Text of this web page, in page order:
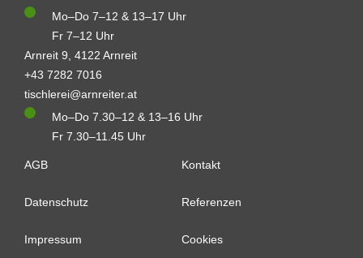
Mo–Do 7–12 & 13–17 Uhr
Fr 7–12 Uhr
Arnreit 9, 4122 Arnreit
+43 7282 7016
tischlerei@arnreiter.at
Mo–Do 7.30–12 & 13–16 Uhr
Fr 7.30–11.45 Uhr
AGB
Datenschutz
Impressum
Kontakt
Referenzen
Cookies